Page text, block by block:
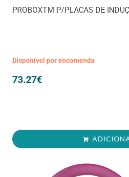
PROBOXTM P/PLACAS DE
Disponível por encomenda
73.27€